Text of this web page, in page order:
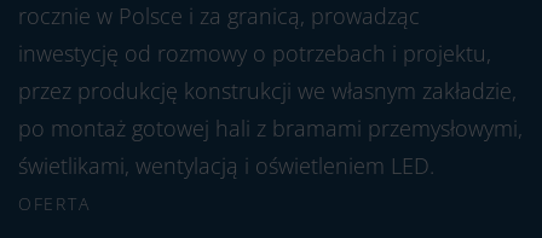
rocznie w Polsce i za granicą, prowadząc
inwestycję od rozmowy o potrzebach i projektu,
przez produkcję konstrukcji we własnym zakładzie,
po montaż gotowej hali z bramami przemysłowymi,
świetlikami, wentylacją i oświetleniem LED.
OFERTA